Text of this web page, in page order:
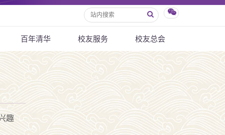
百年清华 校友服务 校友总会
趣